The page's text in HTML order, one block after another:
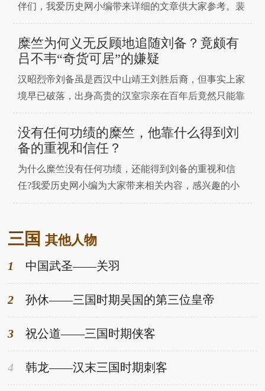
伴们，我爱历史网小编带来详细的文章供大家参考。裴
松之注《三国志》十分严谨，他虽然旁征博引，把能找
到的史料都展示出来，但不靠谱的史料，他一定会进行
辨析，并指出其谬误之处。他在给《三国志》第一篇
《武帝纪》做注的时候，引用了一段《曹瞒传》的记
载：曹操曾乱棒打
糜竺为何义无反顾地追随刘备？竟颇有
吕不韦“奇货可居”的嫌疑
汉昭烈帝刘备虽是西汉中山靖王刘胜后裔，但事实上家
境早已破落，出身高贵的汉室宗亲在百年后竟然只能靠
织席贩履为生，实在令人唏嘘。说起来，刘备出身如此
低贱，其实是很难成就大业的，好在他一生遇到了三个
贵人，恰恰也正是这三人的鼎力相助，才使刘备具有问
鼎天下的资本，并最终登基称帝。否则光有诸葛亮这样
的人才而没有
没有任何功绩的糜竺，他靠什么得到刘
备的重视和信任？
为什么糜竺没有任何功绩，还能得到刘备的重视和信
任?我爱历史网小编为大家带来相关内容，感兴趣的小
伙伴快来看看吧。说到三国朋友们都不目生了，三国鼎
的不妨曹操，而很不辛苦气的应当孙权，但很励志的应
汉中山靖王刘
三国其他人物
1 中国武圣——关羽
2 孙休——三国时期吴国的第三位皇帝
3 祝公道——三国时期侠客
4 韩龙——汉末三国时期刺客